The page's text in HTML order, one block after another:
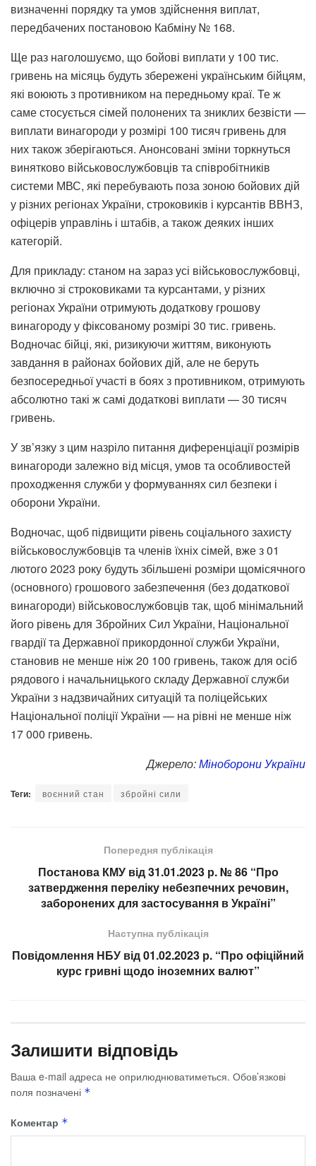
визначенні порядку та умов здійснення виплат,
передбачених постановою Кабміну № 168.
Ще раз наголошуємо, що бойові виплати у 100 тис.
гривень на місяць будуть збережені українським бійцям,
які воюють з противником на передньому краї. Те ж
саме стосується сімей полонених та зниклих безвісти —
виплати винагороди у розмірі 100 тисяч гривень для
них також зберігаються. Анонсовані зміни торкнуться
винятково військовослужбовців та співробітників
системи МВС, які перебувають поза зоною бойових дій
у різних регіонах України, строковиків і курсантів ВВНЗ,
офіцерів управлінь і штабів, а також деяких інших
категорій.
Для прикладу: станом на зараз усі військовослужбовці,
включно зі строковиками та курсантами, у різних
регіонах України отримують додаткову грошову
винагороду у фіксованому розмірі 30 тис. гривень.
Водночас бійці, які, ризикуючи життям, виконують
завдання в районах бойових дій, але не беруть
безпосередньої участі в боях з противником, отримують
абсолютно такі ж самі додаткові виплати — 30 тисяч
гривень.
У зв’язку з цим назріло питання диференціації розмірів
винагороди залежно від місця, умов та особливостей
проходження служби у формуваннях сил безпеки і
оборони України.
Водночас, щоб підвищити рівень соціального захисту
військовослужбовців та членів їхніх сімей, вже з 01
лютого 2023 року будуть збільшені розміри щомісячного
(основного) грошового забезпечення (без додаткової
винагороди) військовослужбовців так, щоб мінімальний
його рівень для Збройних Сил України, Національної
гвардії та Державної прикордонної служби України,
становив не менше ніж 20 100 гривень, також для осіб
рядового і начальницького складу Державної служби
України з надзвичайних ситуацій та поліцейських
Національної поліції України — на рівні не менше ніж
17 000 гривень.
Джерело:Міноборони України
Теги: воєнний стан збройні сили
Попередня публікація
Постанова КМУ від 31.01.2023 р. № 86 “Про
затвердження переліку небезпечних речовин,
заборонених для застосування в Україні”
Наступна публікація
Повідомлення НБУ від 01.02.2023 р. “Про офіційний
курс гривні щодо іноземних валют”
Залишити відповідь
Ваша e-mail адреса не оприлюднюватиметься. Обов’язкові
поля позначені *
Коментар *